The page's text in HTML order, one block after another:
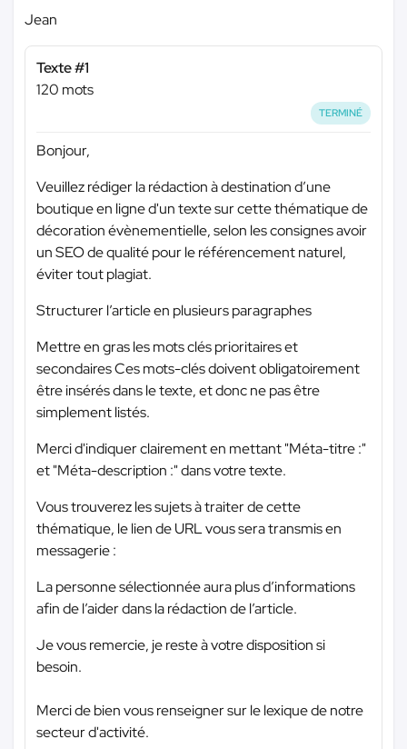
Jean
Texte #1
120 mots
TERMINÉ
Bonjour,
Veuillez rédiger la rédaction à destination d’une
boutique en ligne d'un texte sur cette thématique de
décoration évènementielle, selon les consignes avoir
un SEO de qualité pour le référencement naturel,
éviter tout plagiat.
Structurer l’article en plusieurs paragraphes
Mettre en gras les mots clés prioritaires et
secondaires Ces mots-clés doivent obligatoirement
être insérés dans le texte, et donc ne pas être
simplement listés.
Merci d'indiquer clairement en mettant "Méta-titre :"
et "Méta-description :" dans votre texte.
Vous trouverez les sujets à traiter de cette
thématique, le lien de URL vous sera transmis en
messagerie :
La personne sélectionnée aura plus d’informations
afin de l’aider dans la rédaction de l’article.
Je vous remercie, je reste à votre disposition si
besoin.
Merci de bien vous renseigner sur le lexique de notre
secteur d'activité.